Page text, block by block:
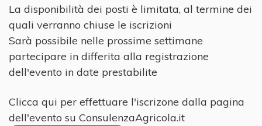
La disponibilità dei posti è limitata, al termine dei
quali verranno chiuse le iscrizioni
Sarà possibile nelle prossime settimane
partecipare in differita alla registrazione
dell'evento in date prestabilite
Clicca qui per effettuare l'iscrizone dalla pagina
dell'evento su ConsulenzaAgricola.it